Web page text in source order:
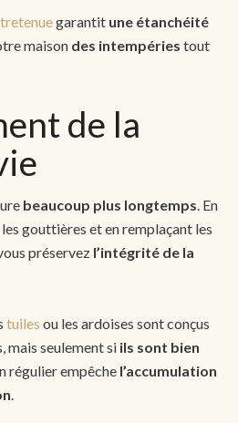
garantit une étanchéité
maison des intempéries tout
de la
beaucoup plus longtemps . En
gouttières et en remplaçant les
préservez l’intégrité de la
tuiles ou les ardoises sont conçus
mais seulement si ils sont bien
régulier empêche l’accumulation